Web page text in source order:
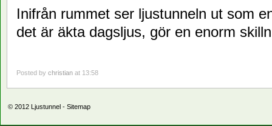
Inifrån rummet ser ljustunneln ut som
det är äkta dagsljus, gör en enorm
Posted by christian at 13:58
© 2012 Ljustunnel - Sitemap